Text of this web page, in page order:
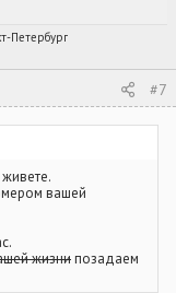
Петербург
#7
вашей
жизнипозадаем